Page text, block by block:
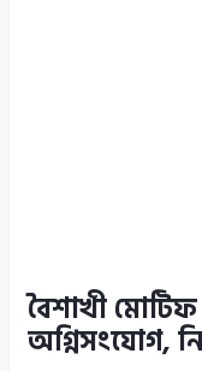
বৈশাখী মোটিফ
অগ্নিসংযোগ,